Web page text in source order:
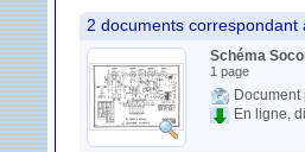
2 documents correspondant
Schéma
1 page
En ligne,